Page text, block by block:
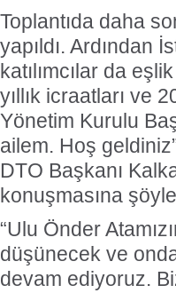
Toplantıda daha
yapıldı. Ardından
katılımcılar da
yıllık icraatları ve
Yönetim Kurulu
ailem. Hoş
DTO Başkanı
konuşmasına
“Ulu Önder
düşünecek ve
devam ediyoruz.